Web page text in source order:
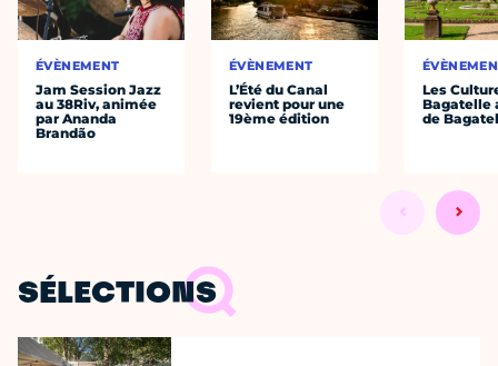
ÉVÈNEMENT
Jam Session Jazz
au 38Riv, animée
par Ananda
Brandão
ÉVÈNEMENT
L’Été du Canal
revient pour une
19ème édition
Les
Bagatelle
de
SÉLECTIONS